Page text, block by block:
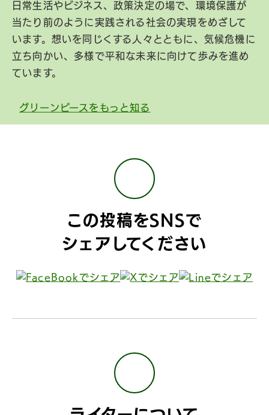
日常生活やビジネス、政策決定の場で、環境保護が
当たり前のように実践される社会の実現をめざして
います。想いを同じくする人々とともに、気候危機に
立ち向かい、多様で平和な未来に向けて歩みを進め
ています。
グリーンピースをもっと知る
この投稿をSNSで
シェアしてください